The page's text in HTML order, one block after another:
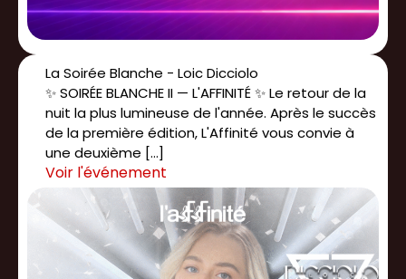
La Soirée Blanche - Loic Dicciolo
✨ SOIRÉE BLANCHE II — L'AFFINITÉ ✨ Le retour de la
nuit la plus lumineuse de l'année. Après le succès
de la première édition, L'Affinité vous convie à
une deuxième […]